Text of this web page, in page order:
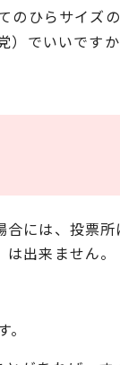
ひらサイズ
でいいです
には、投票
出来ません。